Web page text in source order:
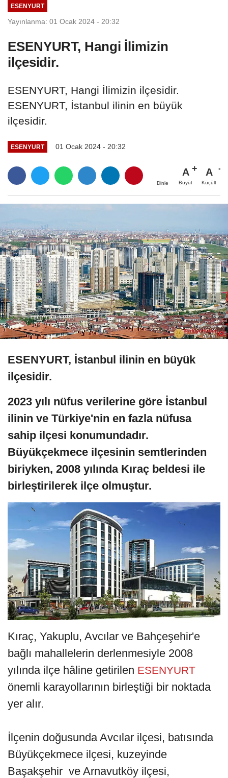
ESENYURT
Yayınlanma: 01 Ocak 2024 - 20:32
ESENYURT, Hangi İlimizin
ilçesidir.
ESENYURT, Hangi İlimizin ilçesidir.
ESENYURT, İstanbul ilinin en büyük
ilçesidir.
ESENYURT 01 Ocak 2024 - 20:32
Dinle
A
Büyüt
A
Küçült
ESENYURT, İstanbul ilinin en büyük
ilçesidir.
2023 yılı nüfus verilerine göre İstanbul
ilinin ve Türkiye'nin en fazla nüfusa
sahip ilçesi konumundadır.
Büyükçekmece ilçesinin semtlerinden
biriyken, 2008 yılında Kıraç beldesi ile
birleştirilerek ilçe olmuştur.
Kıraç, Yakuplu, Avcılar ve Bahçeşehir'e
bağlı mahallelerin derlenmesiyle 2008
yılında ilçe hâline getirilen ESENYURT
önemli karayollarının birleştiği bir noktada
yer alır.
İlçenin doğusunda Avcılar ilçesi, batısında
Büyükçekmece ilçesi, kuzeyinde
Başakşehir ve Arnavutköy ilçesi,